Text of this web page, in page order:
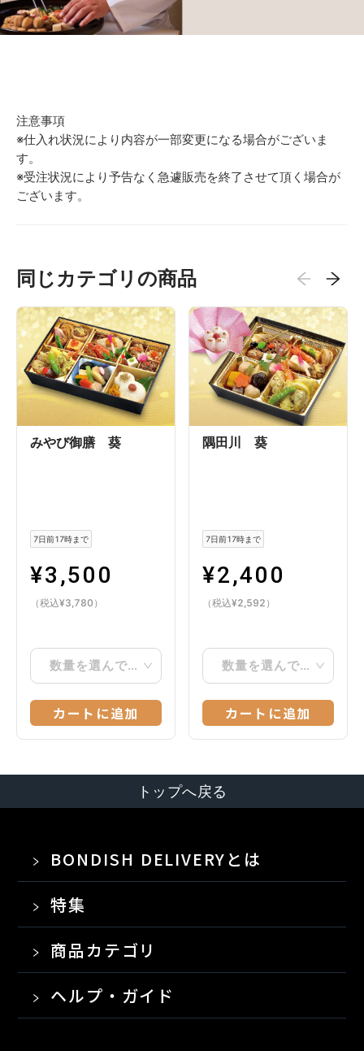
注意事項
※仕入れ状況により内容が一部変更になる場合がございま
す。
※受注状況により予告なく急遽販売を終了させて頂く場合が
ございます。
同じカテゴリの商品
みやび御膳 葵
7日前17時まで
¥3,500
（税込¥3,780 ）
数量を選んでください
カートに追加
隅田川 葵
7日前17時まで
¥2,400
（税込¥2,592 ）
数量を選んでください
カートに追加
トップへ戻る
BONDISH DELIVERYとは
特集
商品カテゴリ
ヘルプ・ガイド